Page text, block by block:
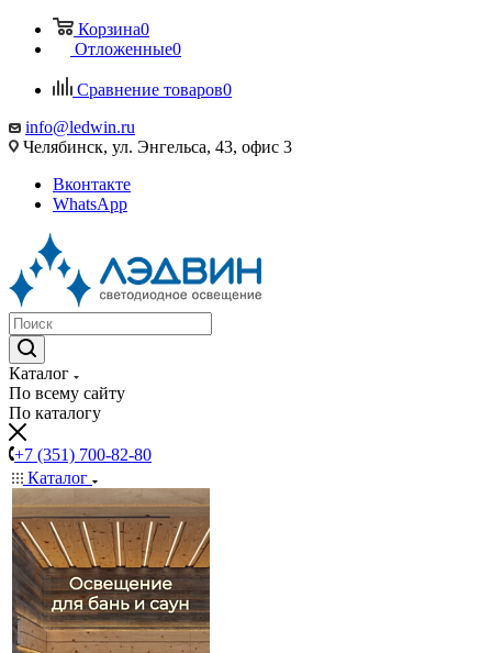
Корзина0
Отложенные0
Сравнение товаров0
info@ledwin.ru
Челябинск, ул. Энгельса, 43, офис 3
Вконтакте
WhatsApp
Каталог
По всему сайту
По каталогу
+7 (351) 700-82-80
Каталог